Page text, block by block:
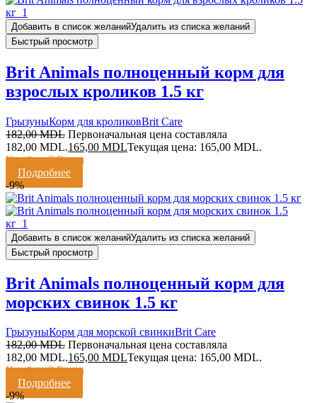
Добавить в список желанийУдалить из списка желаний
Быстрый просмотр
Brit Animals полноценный корм для
взрослых кроликов 1.5 кг
ГрызуныКорм для кроликовBrit Care
182,00MDL Первоначальная цена составляла
182,00 MDL.165,00 MDLТекущая цена: 165,00 MDL.
Кешбэк:3 Балла
Подробнее
-9%
Добавить в список желанийУдалить из списка желаний
Быстрый просмотр
Brit Animals полноценный корм для
морских свинок 1.5 кг
ГрызуныКорм для морской свинкиBrit Care
182,00MDL Первоначальная цена составляла
182,00 MDL.165,00 MDLТекущая цена: 165,00 MDL.
Кешбэк:3 Балла
Подробнее
-9%